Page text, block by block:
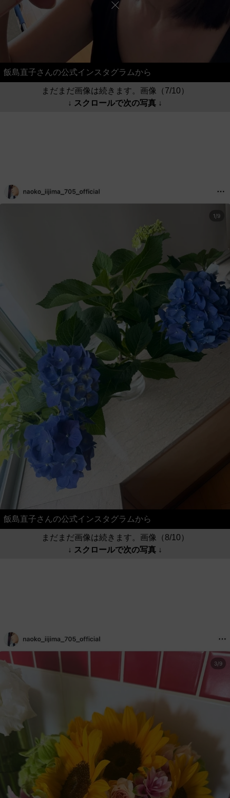
飯島直子さんの公式インスタグラムから
まだまだ画像は続きます。画像（7/10）
↓ スクロールで次の写真 ↓
飯島直子さんの公式インスタグラムから
まだまだ画像は続きます。画像（8/10）
↓ スクロールで次の写真 ↓